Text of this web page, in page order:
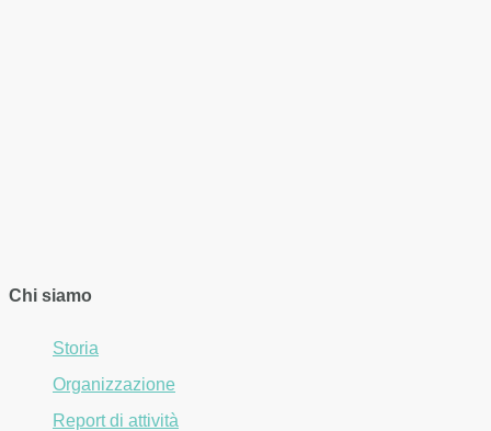
Chi siamo
Storia
Organizzazione
Report di attività